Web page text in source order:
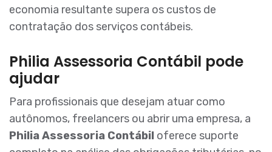
economia resultante supera os custos de
contratação dos serviços contábeis.
Philia Assessoria Contábil pode
ajudar
Para profissionais que desejam atuar como
autônomos, freelancers ou abrir uma empresa, a
Philia Assessoria Contábil oferece suporte